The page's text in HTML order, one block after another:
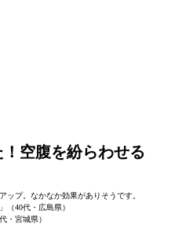
！空腹を紛らわせる
ップ。なかなか効果がありそうです。
（40代・広島県）
・宮城県）